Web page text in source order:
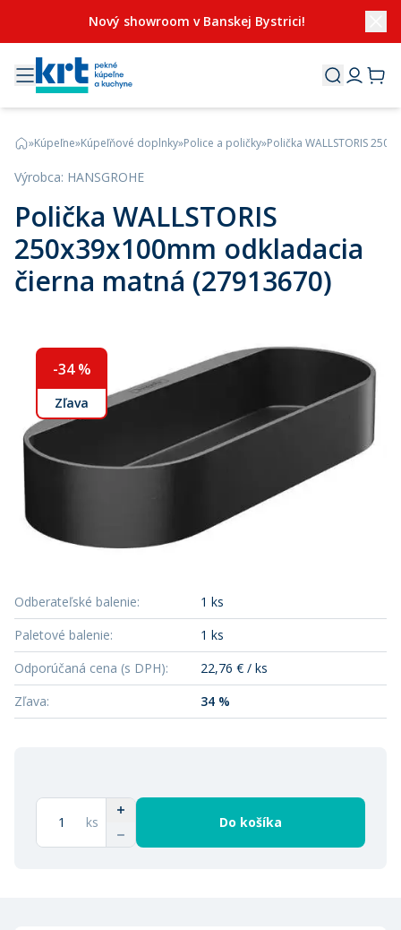
Nový showroom v Banskej Bystrici!
»Kúpeľne»Kúpeľňové doplnky»Police a poličky»Polička WALLSTORIS
Výrobca: HANSGROHE
Polička WALLSTORIS
250x39x100mm odkladacia
čierna matná (27913670)
-34%
Zľava
Odberateľské balenie:
1 ks
Paletové balenie:
1 ks
Odporúčaná cena (s DPH):
22,76 € / ks
Zľava: 34 %
ks Do košíka